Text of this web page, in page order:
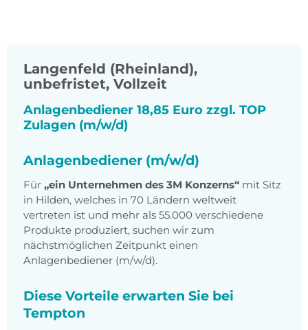
Langenfeld (Rheinland),
unbefristet, Vollzeit
Anlagenbediener 18,85 Euro zzgl. TOP
Zulagen (m/w/d)
Anlagenbediener (m/w/d)
Für „ein Unternehmen des 3M Konzerns“ mit Sitz
in Hilden, welches in 70 Ländern weltweit
vertreten ist und mehr als 55.000 verschiedene
Produkte produziert, suchen wir zum
nächstmöglichen Zeitpunkt einen
Anlagenbediener (m/w/d).
Diese Vorteile erwarten Sie bei
Tempton